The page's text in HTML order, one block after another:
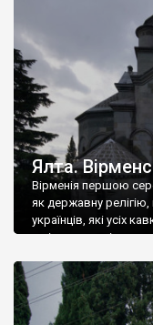
А потім було
Ялта.
Вірменія першою
як державну релігію,
українців, які усіх
є відданими